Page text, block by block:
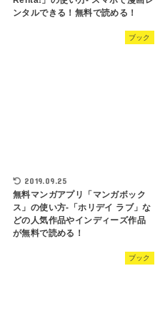
ンタルできる！無料で読める！
ブック
2019.09.25
無料マンガアプリ「マンガボック
ス」の使い方-「ホリデイ ラブ」な
どの人気作品やインディーズ作品
が無料で読める！
ブック